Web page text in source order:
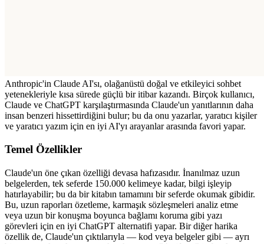
Anthropic'in Claude AI'sı, olağanüstü doğal ve etkileyici sohbet
yetenekleriyle kısa sürede güçlü bir itibar kazandı. Birçok kullanıcı,
Claude ve ChatGPT karşılaştırmasında Claude'un yanıtlarının daha
insan benzeri hissettirdiğini bulur; bu da onu yazarlar, yaratıcı kişiler
ve yaratıcı yazım için en iyi AI'yı arayanlar arasında favori yapar.
Temel Özellikler
Claude'un öne çıkan özelliği devasa hafızasıdır. İnanılmaz uzun
belgelerden, tek seferde 150.000 kelimeye kadar, bilgi işleyip
hatırlayabilir; bu da bir kitabın tamamını bir seferde okumak gibidir.
Bu, uzun raporları özetleme, karmaşık sözleşmeleri analiz etme
veya uzun bir konuşma boyunca bağlamı koruma gibi yazı
görevleri için en iyi ChatGPT alternatifi yapar. Bir diğer harika
özellik de, Claude'un çıktılarıyla — kod veya belgeler gibi — ayrı